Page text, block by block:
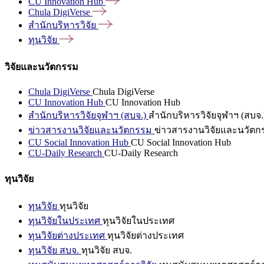
Chula DigiVerse
สำนักบริหารวิจัย
ทุนวิจัย
วิจัยและนวัตกรรม
Chula DigiVerse Chula DigiVerse
CU Innovation Hub CU Innovation Hub
สำนักบริหารวิจัยจุฬาฯ (สบจ.) สำนักบริหารวิจัยจุฬาฯ (สบจ
ข่าวสารงานวิจัยและนวัตกรรม ข่าวสารงานวิจัยและนวัตก
CU Social Innovation Hub CU Social Innovation Hub
CU-Daily Research CU-Daily Research
ทุนวิจัย
ทุนวิจัย ทุนวิจัย
ทุนวิจัยในประเทศ ทุนวิจัยในประเทศ
ทุนวิจัยต่างประเทศ ทุนวิจัยต่างประเทศ
ทุนวิจัย สบจ. ทุนวิจัย สบจ.